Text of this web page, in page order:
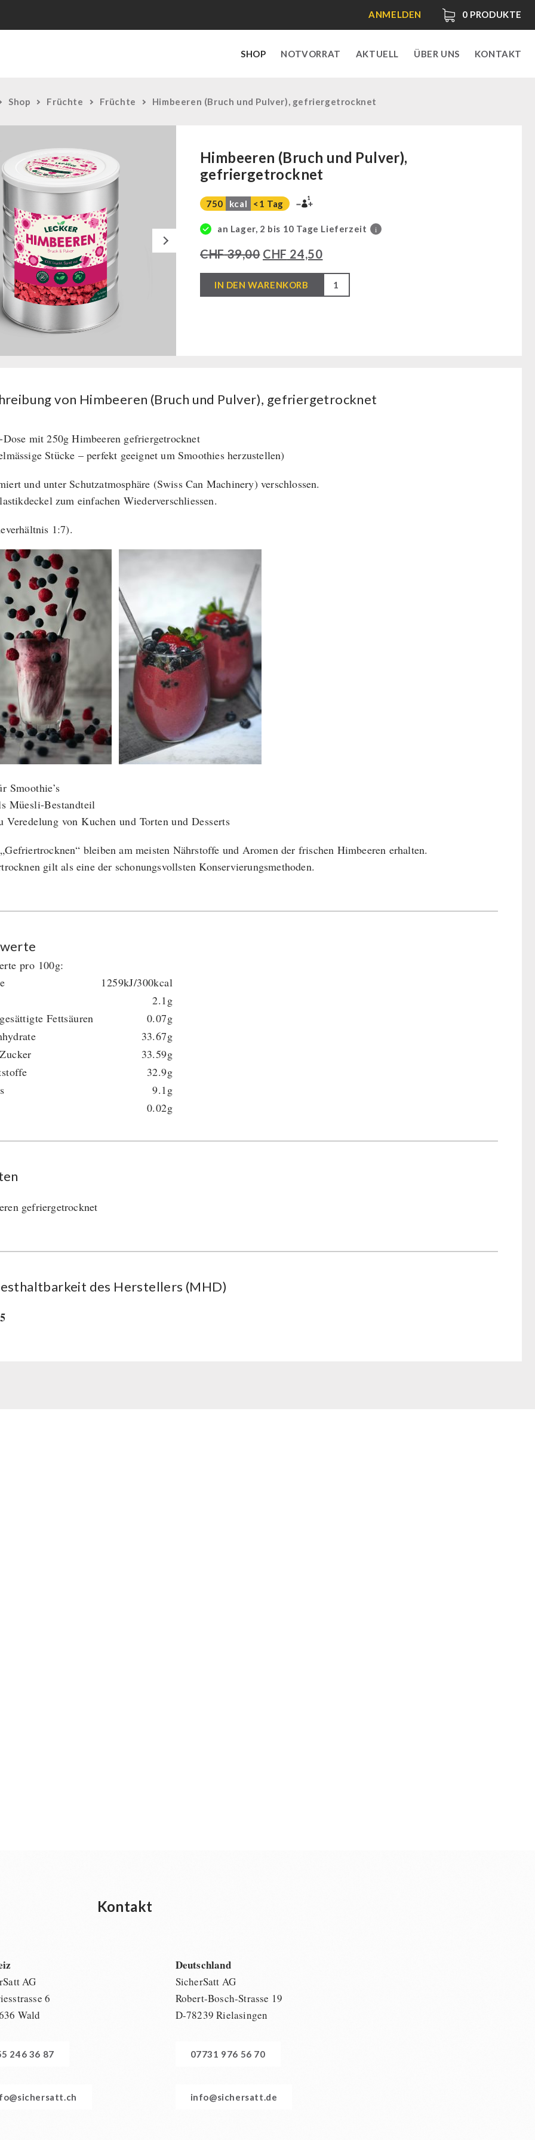
0 PRODUKTE
ANMELDEN
SHOP NOTVORRAT AKTUELL ÜBER UNS KONTAKT
Shop Früchte Früchte Himbeeren (Bruch und Pulver), gefriergetrocknet
Next
Himbeeren (Bruch und Pulver),
gefriergetrocknet
750 kcal <1 Tag
1
an Lager, 2 bis 10 Tage Lieferzeit i
CHF39,00 CHF 24,50
Himbeeren
(Bruch
IN DEN WARENKORB
von Himbeeren (Bruch und Pulver), gefriergetrocknet
mit 250g Himbeeren gefriergetrocknet
Stücke – perfekt geeignet um Smoothies herzustellen)
und unter Schutzatmosphäre (Swiss Can Machinery) verschlossen.
zum einfachen Wiederverschliessen.
1:7).
Smoothie’s
Müesli-Bestandteil
Veredelung von Kuchen und Torten und Desserts
bleiben am meisten Nährstoffe und Aromen der frischen Himbeeren erhalten.
gilt als eine der schonungsvollsten Konservierungsmethoden.
pro 100g:
1259kJ/300kcal
2.1g
Fettsäuren
0.07g
33.67g
33.59g
32.9g
9.1g
0.02g
gefriergetrocknet
des Herstellers (MHD)
Kontakt
AG
6
Wald
246 36 87
Deutschland
SicherSatt AG
Robert-Bosch-Strasse 19
D-78239 Rielasingen
07731 976 56 70
info@sichersatt.de